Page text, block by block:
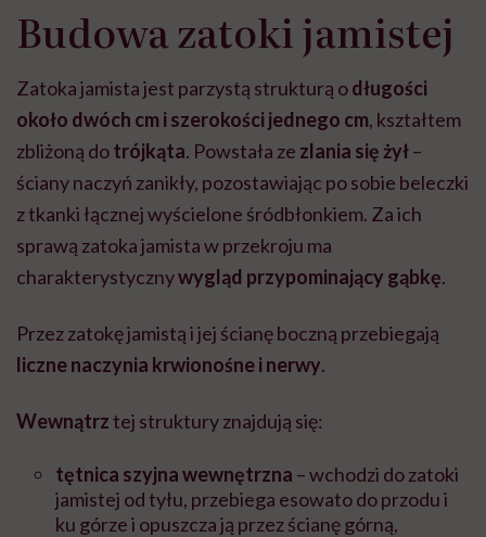
Budowa zatoki jamistej
Zatoka jamista jest parzystą strukturą odługości
około dwóch cm i szerokości jednego cm, kształtem
zbliżoną dotrójkąta. Powstała ze zlania się żył–
ściany naczyń zanikły, pozostawiając po sobie beleczki
z tkanki łącznej wyścielone śródbłonkiem. Za ich
sprawą zatoka jamista w przekroju ma
charakterystycznywygląd przypominający gąbkę.
Przez zatokę jamistą i jej ścianę boczną przebiegają
liczne naczynia krwionośne i nerwy.
Wewnątrztej struktury znajdują się:
tętnica szyjna wewnętrzna – wchodzi do zatoki
jamistej od tyłu, przebiega esowato do przodu i
ku górze i opuszcza ją przez ścianę górną,